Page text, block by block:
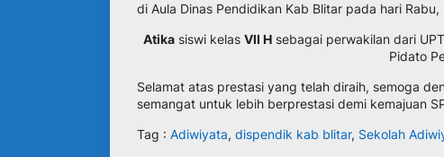
di Aula Dinas Pendidikan Kab Blitar pada hari
Atikasiswi kelas VII Hsebagai perwakilan dari
Pidato
Selamat atas prestasi yang telah diraih, semoga
semangat untuk lebih berprestasi demi kemajuan
Tag : Adiwiyata, dispendik kab blitar, Sekolah